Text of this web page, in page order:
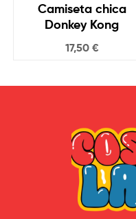
Camiseta chica
Donkey Kong
17,50 €